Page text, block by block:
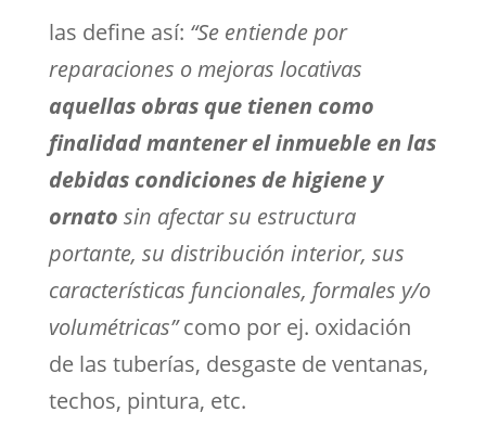
las define así: “Se entiende por
reparaciones o mejoras locativas
aquellas obras que tienen como
finalidad mantener el inmueble en las
debidas condiciones de higiene y
ornato sin afectar su estructura
portante, su distribución interior, sus
características funcionales, formales y/o
volumétricas”como por ej. oxidación
de las tuberías, desgaste de ventanas,
techos, pintura, etc.